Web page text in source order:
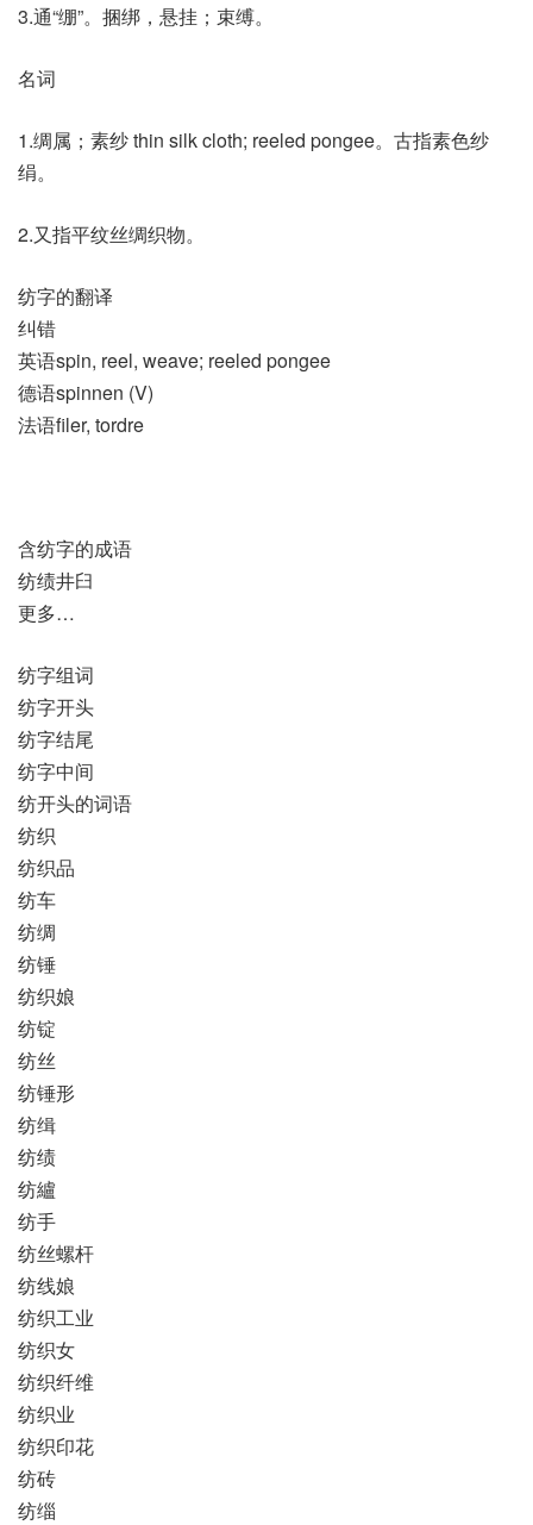
3.通“绷”。捆绑，悬挂；束缚。
名词
1.绸属；素纱 thin silk cloth; reeled pongee。古指素色纱
绢。
2.又指平纹丝绸织物。
纺字的翻译
纠错
英语spin, reel, weave; reeled pongee
德语spinnen (V)
法语filer, tordre
含纺字的成语
纺绩井臼
更多…
纺字组词
纺字开头
纺字结尾
纺字中间
纺开头的词语
纺织
纺织品
纺车
纺绸
纺锤
纺织娘
纺锭
纺丝
纺锤形
纺缉
纺绩
纺纑
纺手
纺丝螺杆
纺线娘
纺织工业
纺织女
纺织纤维
纺织业
纺织印花
纺砖
纺缁